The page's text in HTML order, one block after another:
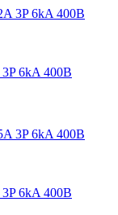
6kA 400В
6kA 400В